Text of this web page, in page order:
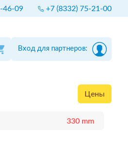
46-09 +7 (8332) 75-21-00
Вход для партнеров:
Цены
330 mm